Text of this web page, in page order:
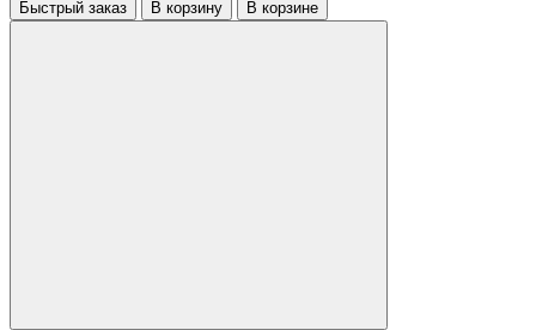
Быстрый заказ
В корзину В корзине